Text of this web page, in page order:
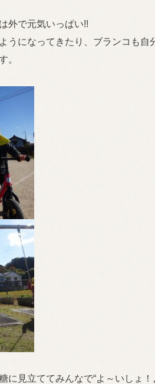
外で元気いっぱい!!
うになってきたり、ブランコも自
。
に見立ててみんなで“よ～いしょ！